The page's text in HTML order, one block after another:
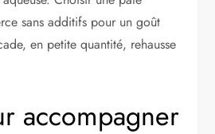
sans additifs pour un goût
en petite quantité, rehausse
accompagner